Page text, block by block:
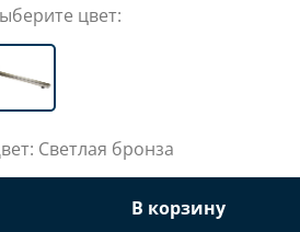
цвет:
Светлая бронза
В корзину